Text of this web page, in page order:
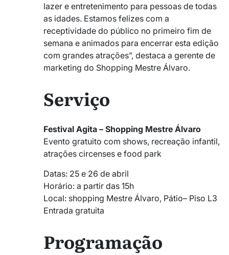
lazer e entretenimento para pessoas de todas
as idades. Estamos felizes com a
receptividade do público no primeiro fim de
semana e animados para encerrar esta edição
com grandes atrações”, destaca a gerente de
marketing do Shopping Mestre Álvaro.
Serviço
Festival Agita – Shopping Mestre Álvaro
Evento gratuito com shows, recreação infantil,
atrações circenses e food park
Datas: 25 e 26 de abril
Horário: a partir das 15h
Local: shopping Mestre Álvaro, Pátio– Piso L3
Entrada gratuita
Programação